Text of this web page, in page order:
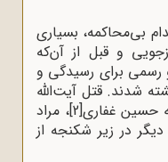
بی‌محاکمه، بسیاری
و قبل از آن‌که
رسمی برای رسیدگی و
شدند. قتل آیت‌الله
حسین غفاری[2] ، مراد
در زیر شکنجه از